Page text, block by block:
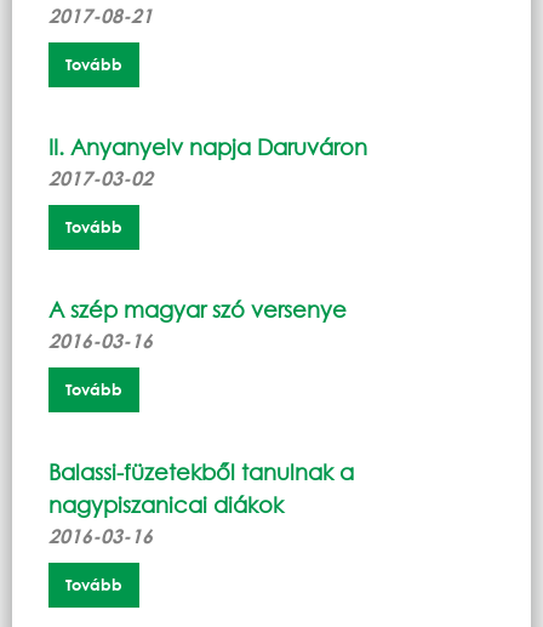
2017-08-21
Tovább
II. Anyanyelv napja Daruváron
2017-03-02
Tovább
A szép magyar szó versenye
2016-03-16
Tovább
Balassi-füzetekből tanulnak a
nagypiszanicai diákok
2016-03-16
Tovább